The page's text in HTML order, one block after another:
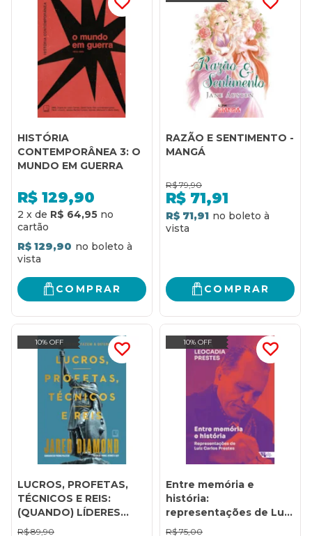
HISTÓRIA
CONTEMPORÂNEA 3: O
MUNDO EM GUERRA
R$ 129,90
2 x de R$ 64,95
R$ 129,90
COMPRAR
RAZÃO E SENTIMENTO -
MANGÁ
R$ 79,90
R$ 71,91
R$ 71,91
COMPRAR
10% OFF
LUCROS, PROFETAS,
TÉCNICOS E REIS:
(QUANDO) LÍDERES
FAZEM A DIFERENÇA?
R$ 89,90
10% OFF
Entre memória e
história:
representações de Luiz
Carlos Prestes
R$ 75,00